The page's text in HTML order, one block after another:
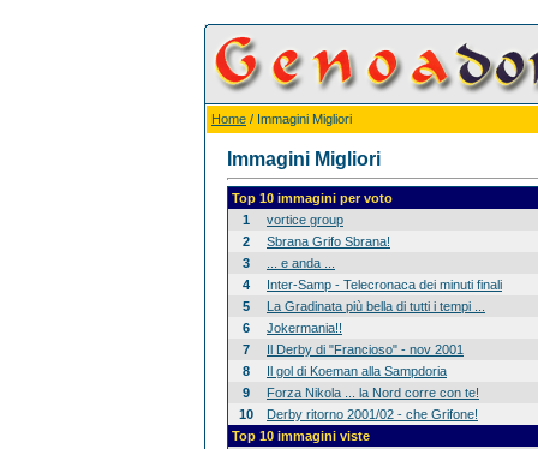
Home / Immagini Migliori
Immagini Migliori
Top 10 immagini per voto
1
vortice group
2
Sbrana Grifo Sbrana!
3
... e anda ...
4
Inter-Samp - Telecronaca dei minuti finali
5
La Gradinata più bella di tutti i tempi ...
6
Jokermania!!
7
Il Derby di "Francioso" - nov 2001
8
Il gol di Koeman alla Sampdoria
9
Forza Nikola ... la Nord corre con te!
10
Derby ritorno 2001/02 - che Grifone!
Top 10 immagini viste